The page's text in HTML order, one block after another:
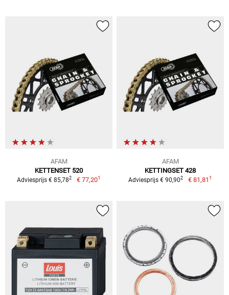
AFAM
KETTENSET 520
Adviesprijs € 85,782 € 77,201
AFAM
KETTINGSET 428
Adviesprijs € 90,902 € 81,811